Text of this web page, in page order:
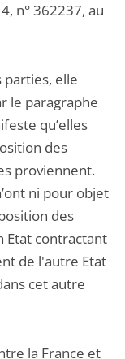
n° 362237, au
parties, elle
le paragraphe
qu’elles
des
proviennent.
ni pour objet
des
Etat contractant
de l'autre Etat
cet autre
la France et